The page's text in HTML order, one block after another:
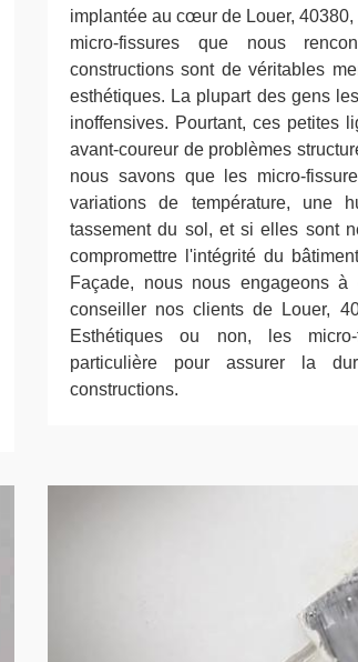
implantée au cœur de Louer,
micro-fissures que nous
constructions sont de véritables
esthétiques. La plupart des gens
inoffensives. Pourtant, ces petites
avant-coureur de problèmes
nous savons que les micro-
variations de température, une
tassement du sol, et si elles sont
compromettre l'intégrité du
Façade, nous nous engageons
conseiller nos clients de Louer,
Esthétiques ou non, les
particulière pour assurer la
constructions.